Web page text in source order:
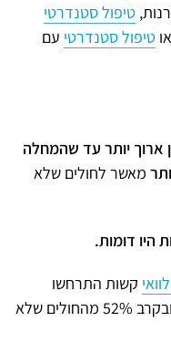
טיפול סטנדרטי
טיפול סטנדרטי עם
ארוך יותר עד שהמחלה
מאשר לחולים שלא
היו דומות.
קשות התרחשו
ב-63% מהמטופלים שקיבלו ארביטרון ובקרב 52% מהחולים שלא